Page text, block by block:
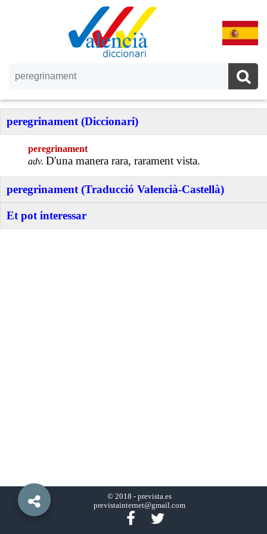
peregrinament (Diccionari)
peregrinament
adv. D'una manera rara, rarament vista.
peregrinament (Traducció Valencià-Castellà)
Et pot interessar
© 2018 - prevista.es
previstainternet@gmail.com